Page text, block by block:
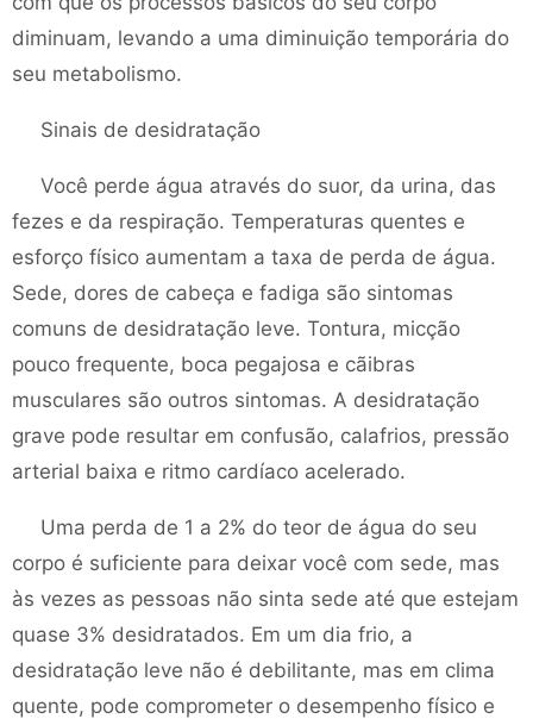
diminuam, levando a uma diminuição temporária do
seu metabolismo.
Sinais de desidratação
Você perde água através do suor, da urina, das
fezes e da respiração. Temperaturas quentes e
esforço físico aumentam a taxa de perda de água.
Sede, dores de cabeça e fadiga são sintomas
comuns de desidratação leve. Tontura, micção
pouco frequente, boca pegajosa e cãibras
musculares são outros sintomas. A desidratação
grave pode resultar em confusão, calafrios, pressão
arterial baixa e ritmo cardíaco acelerado.
Uma perda de 1 a 2% do teor de água do seu
corpo é suficiente para deixar você com sede, mas
às vezes as pessoas não sinta sede até que estejam
quase 3% desidratados. Em um dia frio, a
desidratação leve não é debilitante, mas em clima
quente, pode comprometer o desempenho físico e